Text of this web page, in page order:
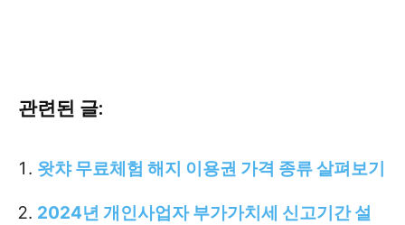
관련된 글:
왓챠 무료체험 해지 이용권 가격 종류 살펴보기
2024년 개인사업자 부가가치세 신고기간 설